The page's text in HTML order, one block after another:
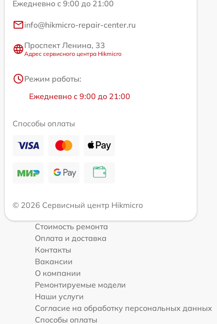
Ежедневно с 9:00 до 21:00
info@hikmicro-repair-center.ru
Проспект Ленина, 33
Адрес сервисного центра Hikmicro
Режим работы:
Ежедневно с 9:00 до 21:00
Способы оплаты
© 2026 Сервисный центр Hikmicro
Стоимость ремонта
Оплата и доставка
Контакты
Вакансии
О компании
Ремонтируемые модели
Наши услуги
Согласие на обработку персональных данных
Способы оплаты